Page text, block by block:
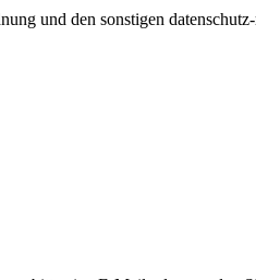
und den sonstigen